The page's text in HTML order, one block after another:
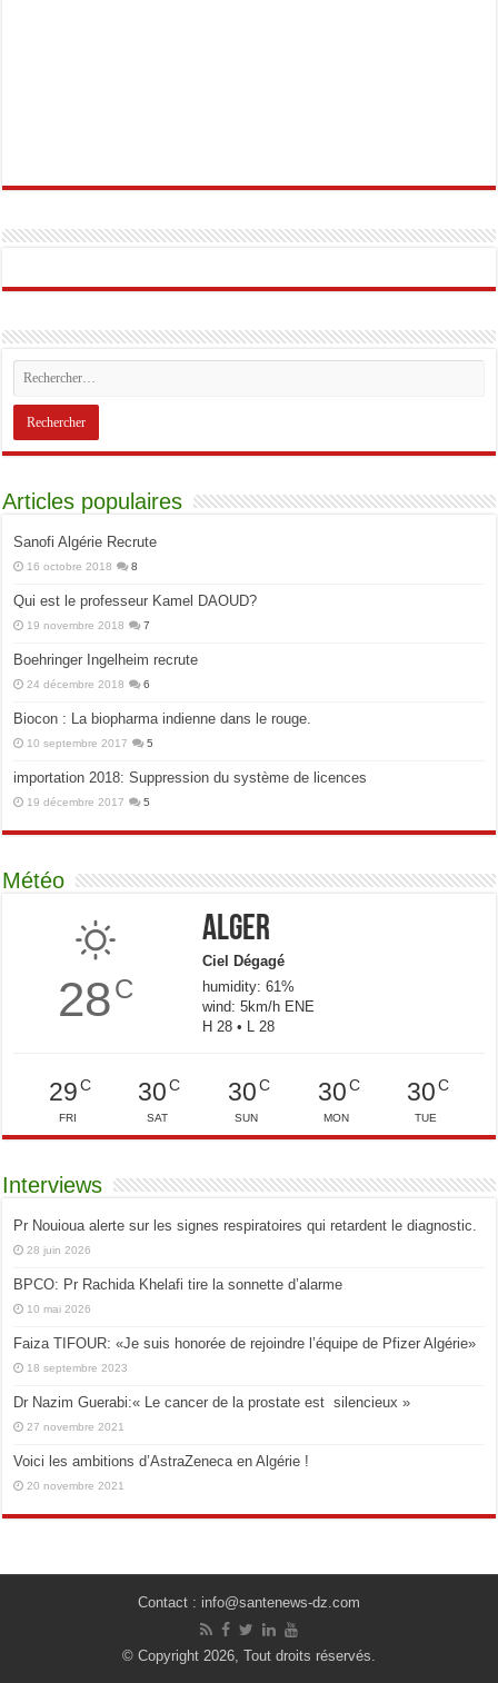
Articles populaires
Sanofi Algérie Recrute
16 octobre 2018 8
Qui est le professeur Kamel DAOUD?
19 novembre 2018 7
Boehringer Ingelheim recrute
24 décembre 2018 6
Biocon : La biopharma indienne dans le rouge.
10 septembre 2017 5
importation 2018: Suppression du système de licences
19 décembre 2017 5
Météo
28C
Alger
Ciel Dégagé
humidity: 61%
wind: 5km/h ENE
H 28 • L 28
29C
FRI
30 C
SAT
30C
SUN
30C
MON
30 C
TUE
Interviews
Pr Nouioua alerte sur les signes respiratoires qui retardent le diagnostic.
28 juin 2026
BPCO: Pr Rachida Khelafi tire la sonnette d’alarme
10 mai 2026
Faiza TIFOUR: «Je suis honorée de rejoindre l’équipe de Pfizer Algérie»
18 septembre 2023
Dr Nazim Guerabi:« Le cancer de la prostate est silencieux »
27 novembre 2021
Voici les ambitions d’AstraZeneca en Algérie !
20 novembre 2021
Contact : info@santenews-dz.com
© Copyright 2026, Tout droits réservés.